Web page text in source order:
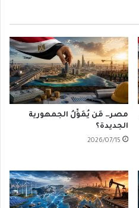
مصر… مَن يُمَوِّلُ الجمهورية
الجديدة؟
2026/07/15